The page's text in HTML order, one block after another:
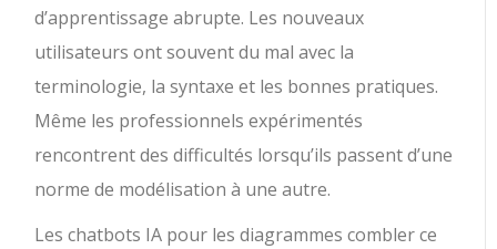
d’apprentissage abrupte. Les nouveaux
utilisateurs ont souvent du mal avec la
terminologie, la syntaxe et les bonnes pratiques.
Même les professionnels expérimentés
rencontrent des difficultés lorsqu’ils passent d’une
norme de modélisation à une autre.
Les chatbots IA pour les diagrammes combler ce